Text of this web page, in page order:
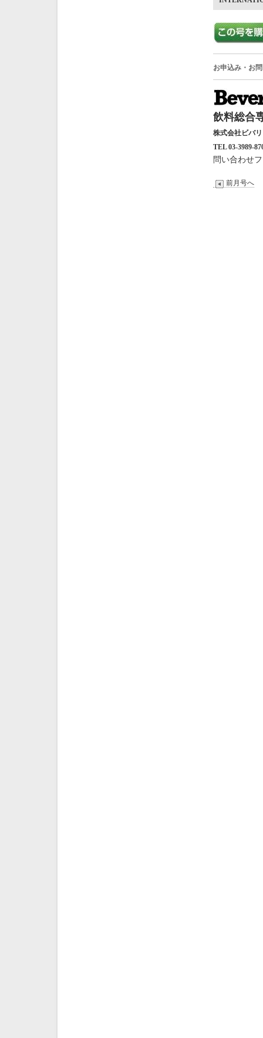
お申込み・お
飲料総合
株式会社ビバ
TEL 03-3989-
問い合わせ
前月号へ